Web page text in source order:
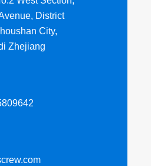
District
City,
Zhejiang